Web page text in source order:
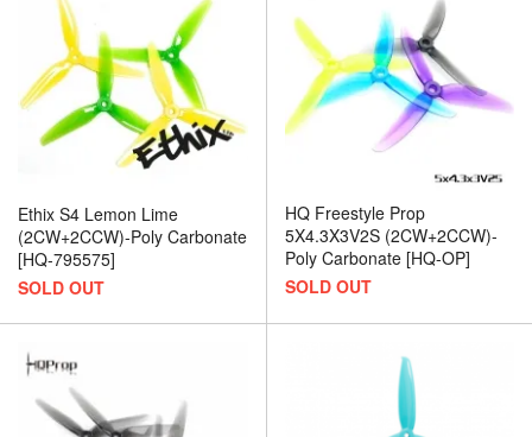
Ethix S4 Lemon Lime
(2CW+2CCW)-Poly Carbonate
[HQ-795575]
SOLD OUT
HQ Freestyle Prop
5X4.3X3V2S (2CW+2CCW)-
Poly Carbonate [HQ-OP]
SOLD OUT